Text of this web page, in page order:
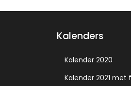
Kalenders
Kalender 2020
Kalender 2021 met